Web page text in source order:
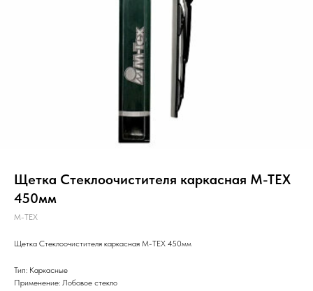
Щетка Стеклоочистителя каркасная M-TEX
450мм
М-ТЕХ
Щетка Стеклоочистителя каркасная M-TEX 450мм
Тип: Каркасные
Применение: Лобовое стекло